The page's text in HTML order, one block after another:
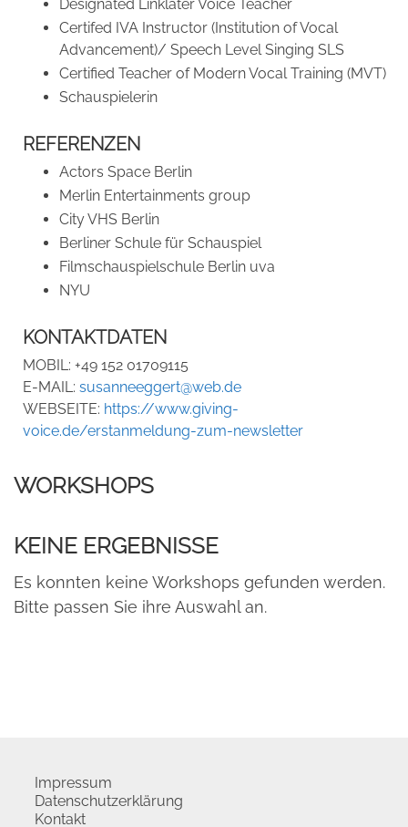
Designated Linklater Voice Teacher
Certifed IVA Instructor (Institution of Vocal
Advancement)/ Speech Level Singing SLS
Certified Teacher of Modern Vocal Training (MVT)
Schauspielerin
REFERENZEN
Actors Space Berlin
Merlin Entertainments group
City VHS Berlin
Berliner Schule für Schauspiel
Filmschauspielschule Berlin uva
NYU
KONTAKTDATEN
MOBIL: +49 152 01709115
E-MAIL: susanneeggert@web.de
WEBSEITE: https://www.giving-
voice.de/erstanmeldung-zum-newsletter
WORKSHOPS
KEINE ERGEBNISSE
Es konnten keine Workshops gefunden werden.
Bitte passen Sie ihre Auswahl an.
Impressum
Datenschutzerklärung
Kontakt